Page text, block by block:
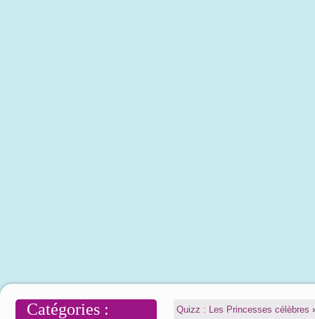
Catégories : Quizz : Les Princesses célèbres